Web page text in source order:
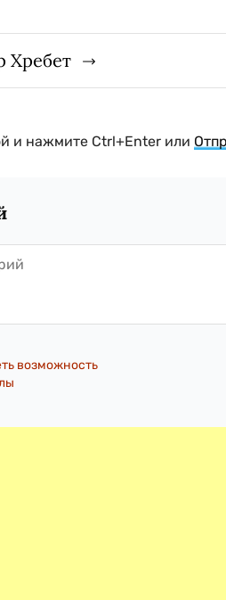
Хребет
и нажмите Ctrl+Enter или
возможность